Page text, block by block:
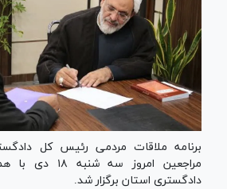
برنامه ملاقات مردمی رئیس کل
مراجعین امروز
دادگستری استان برگزار شد.